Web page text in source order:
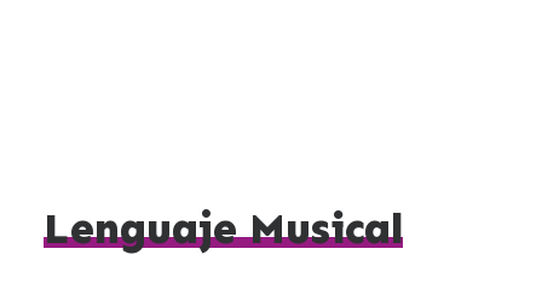
Lenguaje Musical